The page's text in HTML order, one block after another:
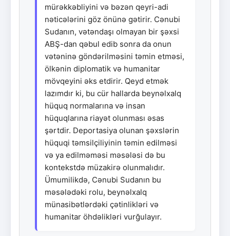
mürəkkəbliyini və bəzən qeyri-adi
nəticələrini göz önünə gətirir. Cənubi
Sudanın, vətəndaşı olmayan bir şəxsi
ABŞ-dan qəbul edib sonra da onun
vətəninə göndərilməsini təmin etməsi,
ölkənin diplomatik və humanitar
mövqeyini əks etdirir. Qeyd etmək
lazımdır ki, bu cür hallarda beynəlxalq
hüquq normalarına və insan
hüquqlarına riayət olunması əsas
şərtdir. Deportasiya olunan şəxslərin
hüquqi təmsilçiliyinin təmin edilməsi
və ya edilməməsi məsələsi də bu
kontekstdə müzakirə olunmalıdır.
Ümumilikdə, Cənubi Sudanın bu
məsələdəki rolu, beynəlxalq
münasibətlərdəki çətinlikləri və
humanitar öhdəlikləri vurğulayır.